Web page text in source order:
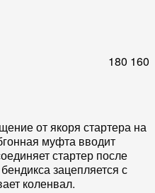
180 160
от якоря стартера на
муфта вводит
стартер после
зацепляется с
коленвал.